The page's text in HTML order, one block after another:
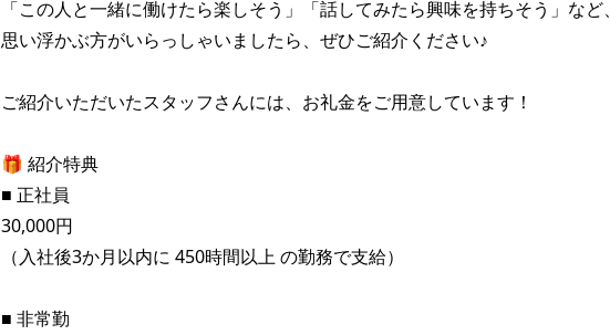
「この人と一緒に働けたら楽しそう」「話してみたら興味を持ちそう」など、
思い浮かぶ方がいらっしゃいましたら、ぜひご紹介ください♪
ご紹介いただいたスタッフさんには、お礼金をご用意しています！
🎁 紹介特典
■ 正社員
30,000円
（入社後3か月以内に 450時間以上 の勤務で支給）
■ 非常勤